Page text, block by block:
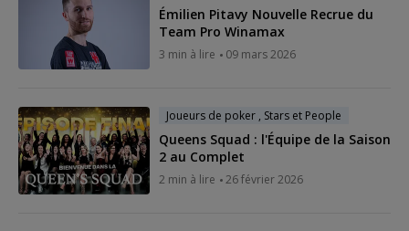
Émilien Pitavy Nouvelle Recrue du
Team Pro Winamax
3 min à lire 09 mars 2026
Joueurs de poker , Stars et People
Queens Squad : l'Équipe de la Saison
2 au Complet
2 min à lire 26 février 2026